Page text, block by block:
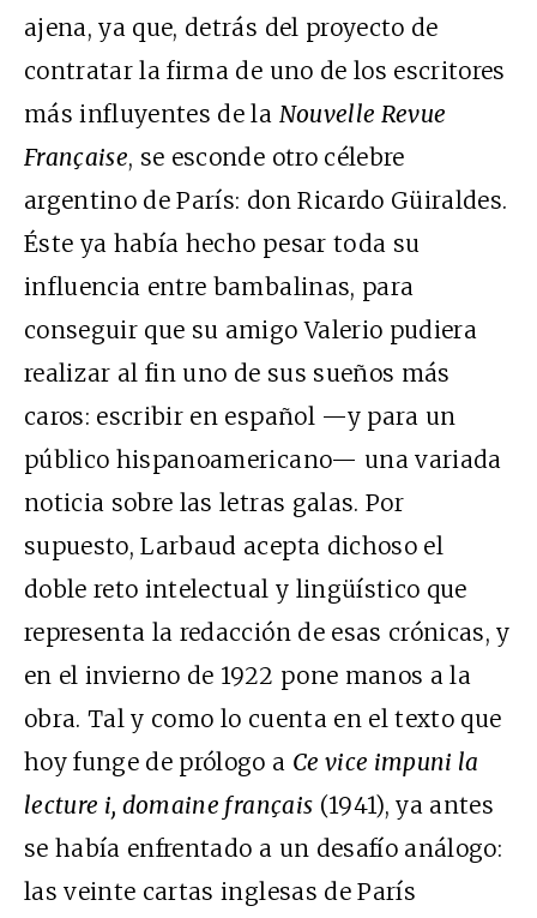
ajena, ya que, detrás del proyecto de
contratar la firma de uno de los escritores
más influyentes de la Nouvelle Revue
Française, se esconde otro célebre
argentino de París: don Ricardo Güiraldes.
Éste ya había hecho pesar toda su
influencia entre bambalinas, para
conseguir que su amigo Valerio pudiera
realizar al fin uno de sus sueños más
caros: escribir en español —y para un
público hispanoamericano— una variada
noticia sobre las letras galas. Por
supuesto, Larbaud acepta dichoso el
doble reto intelectual y lingüístico que
representa la redacción de esas crónicas, y
en el invierno de 1922 pone manos a la
obra. Tal y como lo cuenta en el texto que
hoy funge de prólogo a Ce vice impuni la
lecture i, domaine français (1941), ya antes
se había enfrentado a un desafío análogo:
las veinte cartas inglesas de París